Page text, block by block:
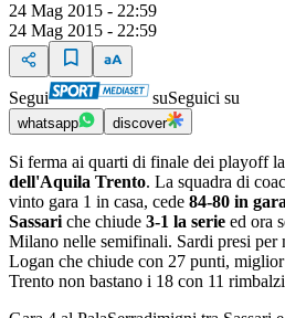
24 Mag 2015 - 22:59
24 Mag 2015 - 22:59
Segui suSeguici su
whatsapp discover
Si ferma ai quarti di finale dei playoff
dell'Aquila Trento. La squadra di
vinto gara 1 in casa, cede 84-80 in
Sassari che chiude 3-1 la serie ed ora
Milano nelle semifinali. Sardi presi per
Logan che chiude con 27 punti,
Trento non bastano i 18 con 11